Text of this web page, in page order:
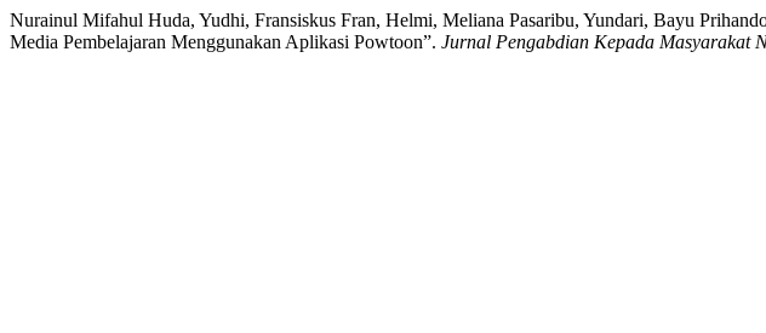
Nurainul Mifahul Huda, Yudhi, Fransiskus Fran, Helmi, Meliana Pasaribu, Yundari, Bayu
Media Pembelajaran Menggunakan Aplikasi Powtoon”. Jurnal Pengabdian Kepada Masyarakat